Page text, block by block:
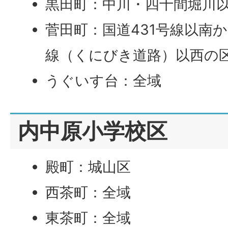
黒田町：中川・四十間堀川
菅田町：国道431号線以南
線（くにびき道路）以西の
うぐいす台：全域
内中原小学校区
殿町：城山区
西茶町：全域
東茶町：全域